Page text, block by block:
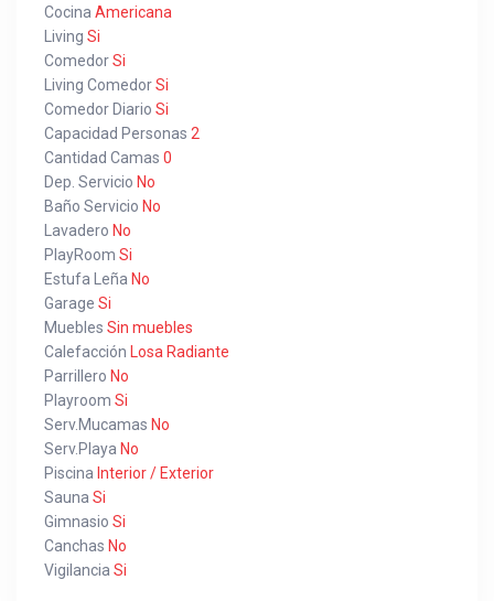
Cocina Americana
Living Si
ComedorSi
Living ComedorSi
Comedor Diario Si
Capacidad Personas 2
Cantidad Camas 0
Dep. Servicio No
Baño Servicio No
Lavadero No
PlayRoom Si
Estufa Leña No
Garage Si
Muebles Sin muebles
Calefacción Losa Radiante
Parrillero No
Playroom Si
Serv.Mucamas No
Serv.Playa No
Piscina Interior / Exterior
Sauna Si
Gimnasio Si
Canchas No
Vigilancia Si